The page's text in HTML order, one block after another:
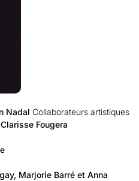
Nadal Collaborateurs artistiques
Fougera
Marjorie Barré et Anna